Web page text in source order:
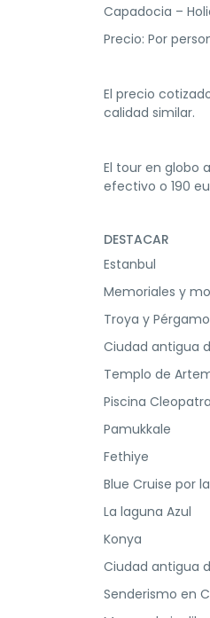
Capadocia –
Precio: Por
El precio
calidad similar.
El tour en globo
efectivo o 190
DESTACAR
Estanbul
Memoriales y
Troya y Pérgamo
Ciudad antigua
Templo de
Piscina
Pamukkale
Fethiye
Blue Cruise por
La laguna Azul
Konya
Ciudad antigua
Senderismo en